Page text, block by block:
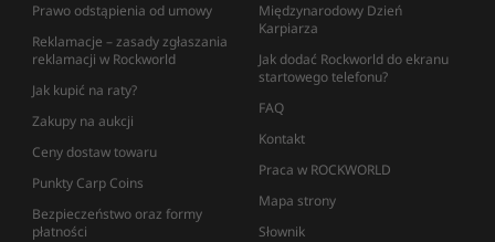
Prawo odstąpienia od umowy
Reklamacje – zasady zgłaszania
reklamacji w Rockworld
Jak kupić na raty?
Zakupy na aukcji
Ceny dostaw towaru
Punkty Carp Coins
Bezpieczeństwo oraz formy
płatności
Międzynarodowy Dzień
Karpiarza
Jak dodać Rockworld do ekranu
startowego telefonu?
FAQ
Kontakt
Praca w ROCKWORLD
Mapa strony
Słownik